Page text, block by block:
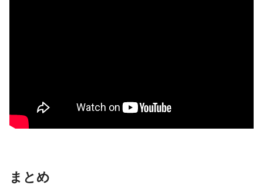
まとめ